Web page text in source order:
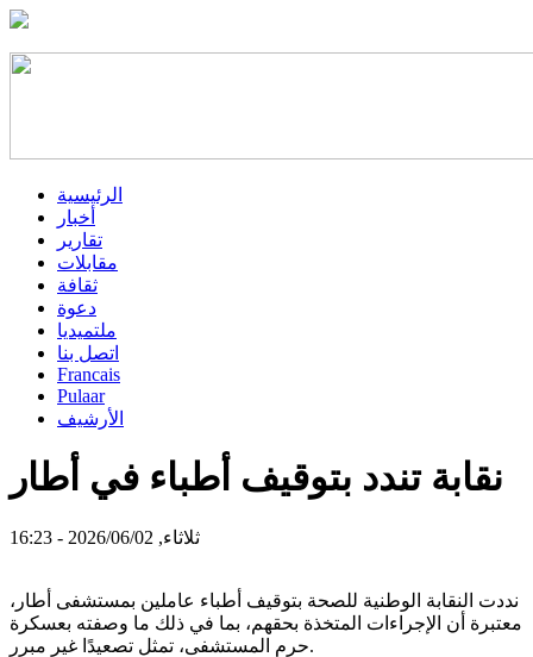
الرئيسية
أخبار
تقارير
مقابلات
ثقافة
دعوة
ملتميديا
اتصل بنا
Francais
Pulaar
الأرشيف
نقابة تندد بتوقيف أطباء في أطار
ثلاثاء, 2026/06/02 - 16:23
نددت النقابة الوطنية للصحة بتوقيف أطباء عاملين بمستشفى أطار،
معتبرة أن الإجراءات المتخذة بحقهم، بما في ذلك ما وصفته بعسكرة
حرم المستشفى، تمثل تصعيدًا غير مبرر.